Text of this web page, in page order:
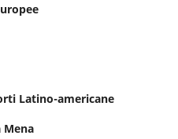
Latino-americane
Mena